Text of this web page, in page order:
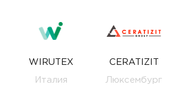
WIRUTEX
Италия
CERATIZIT
Люксембург